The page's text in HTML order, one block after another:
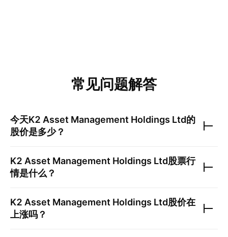
常见问题解答
今天K2 Asset Management Holdings Ltd的
股价是多少？
K2 Asset Management Holdings Ltd股票行
情是什么？
K2 Asset Management Holdings Ltd股价在
上涨吗？